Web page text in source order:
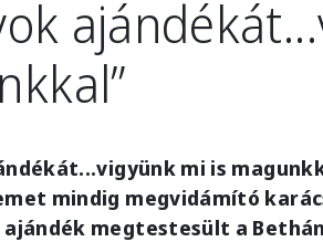
mi is
mindig megvidámító
ajándék megtestesült a